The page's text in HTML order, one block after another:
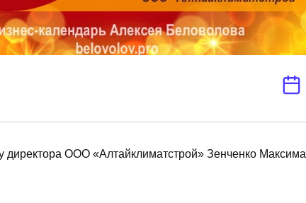
директора ООО «Алтайклиматстрой» Зенченко Максима